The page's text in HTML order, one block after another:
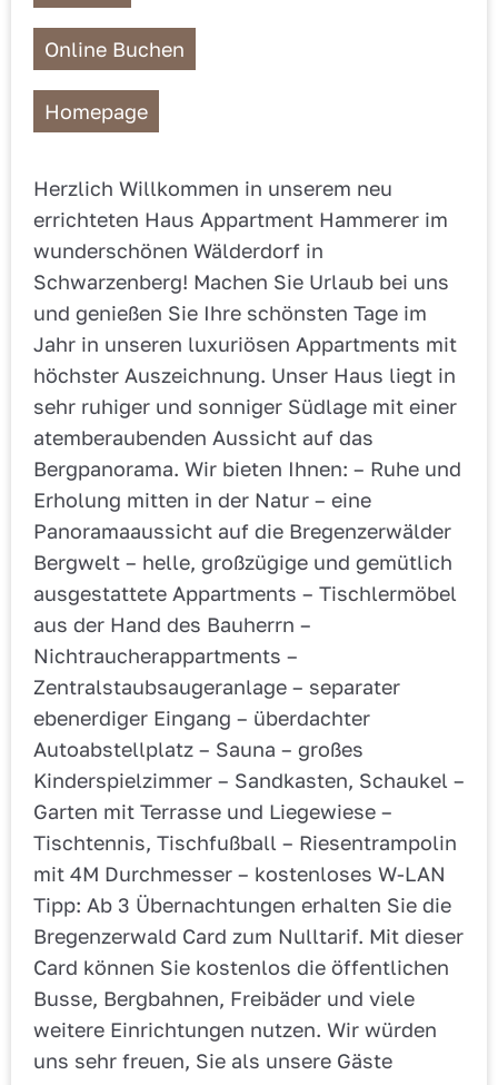
Online Buchen
Homepage
Herzlich Willkommen in unserem neu
errichteten Haus Appartment Hammerer im
wunderschönen Wälderdorf in
Schwarzenberg! Machen Sie Urlaub bei uns
und genießen Sie Ihre schönsten Tage im
Jahr in unseren luxuriösen Appartments mit
höchster Auszeichnung. Unser Haus liegt in
sehr ruhiger und sonniger Südlage mit einer
atemberaubenden Aussicht auf das
Bergpanorama. Wir bieten Ihnen: – Ruhe und
Erholung mitten in der Natur – eine
Panoramaaussicht auf die Bregenzerwälder
Bergwelt – helle, großzügige und gemütlich
ausgestattete Appartments – Tischlermöbel
aus der Hand des Bauherrn –
Nichtraucherappartments –
Zentralstaubsaugeranlage – separater
ebenerdiger Eingang – überdachter
Autoabstellplatz – Sauna – großes
Kinderspielzimmer – Sandkasten, Schaukel –
Garten mit Terrasse und Liegewiese –
Tischtennis, Tischfußball – Riesentrampolin
mit 4M Durchmesser – kostenloses W-LAN
Tipp: Ab 3 Übernachtungen erhalten Sie die
Bregenzerwald Card zum Nulltarif. Mit dieser
Card können Sie kostenlos die öffentlichen
Busse, Bergbahnen, Freibäder und viele
weitere Einrichtungen nutzen. Wir würden
uns sehr freuen, Sie als unsere Gäste